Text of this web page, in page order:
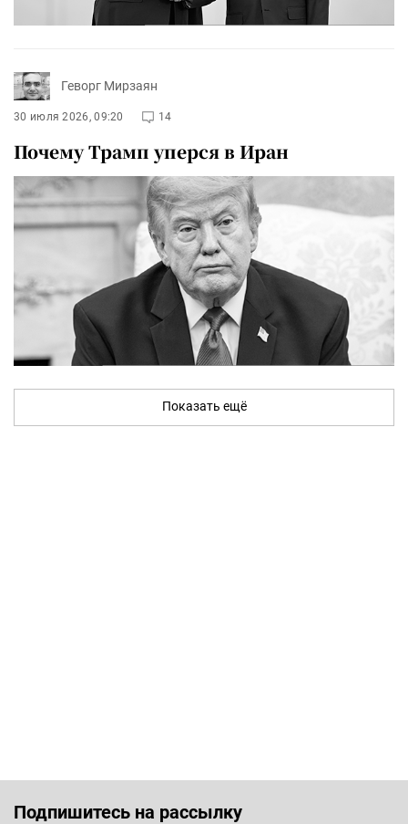
Геворг Мирзаян
30 июля 2026, 09:20 14
Почему Трамп уперся в Иран
Показать ещё
Подпишитесь на рассылку